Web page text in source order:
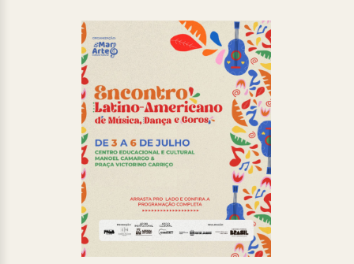
Acesso Institucional
Cursos